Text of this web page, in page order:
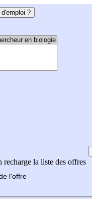
?
recharge la liste des offres
l'offre